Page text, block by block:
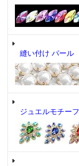
縫い付け パール
ジュエルモチーフ